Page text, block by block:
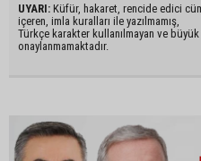
UYARI: Küfür, hakaret, rencide edici
içeren, imla kuralları ile yazılmamış,
Türkçe karakter kullanılmayan ve
onaylanmamaktadır.